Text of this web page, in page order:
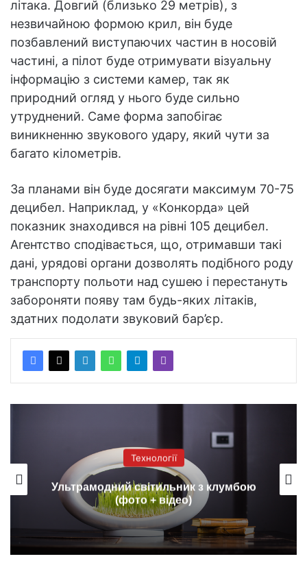
літака. Довгий (близько 29 метрів), з
незвичайною формою крил, він буде
позбавлений виступаючих частин в носовій
частині, а пілот буде отримувати візуальну
інформацію з системи камер, так як
природний огляд у нього буде сильно
утруднений. Саме форма запобігає
виникненню звукового удару, який чути за
багато кілометрів.
За планами він буде досягати максимум 70-75
децибел. Наприклад, у «Конкорда» цей
показник знаходився на рівні 105 децибел.
Агентство сподівається, що, отримавши такі
дані, урядові органи дозволять подібного роду
транспорту польоти над сушею і перестануть
забороняти появу там будь-яких літаків,
здатних подолати звуковий бар’єр.
Технології
Ультрамодний світильник з клумбою
(фото + відео)